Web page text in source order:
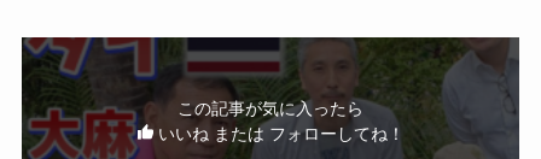
この記事が気に入ったら
いいね または フォローしてね！